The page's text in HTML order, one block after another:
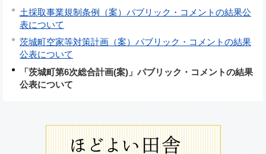
土採取事業規制条例（案）パブリック・コメントの結果公
表について
茨城町空家等対策計画（案）パブリック・コメントの結果
公表について
「茨城町第6次総合計画(案)」パブリック・コメントの結果
公表について